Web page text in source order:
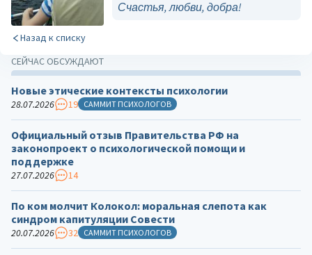
Счастья, любви, добра!
Назад к списку
СЕЙЧАС ОБСУЖДАЮТ
Новые этические контексты психологии
28.07.2026 19 САММИТ ПСИХОЛОГОВ
Официальный отзыв Правительства РФ на
законопроект о психологической помощи и
поддержке
27.07.2026 14
По ком молчит Колокол: моральная слепота как
синдром капитуляции Совести
20.07.2026 32 САММИТ ПСИХОЛОГОВ